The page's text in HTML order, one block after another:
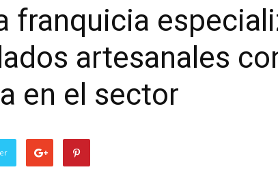
franquicia
artesanales
en el sector